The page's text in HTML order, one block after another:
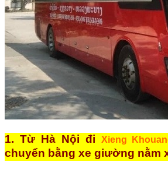
1. Từ Hà Nội đi Xieng
chuyển bằng xe giường nằm